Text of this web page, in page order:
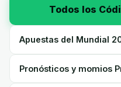
Todos los
Apuestas del Mundial
Pronósticos y momios